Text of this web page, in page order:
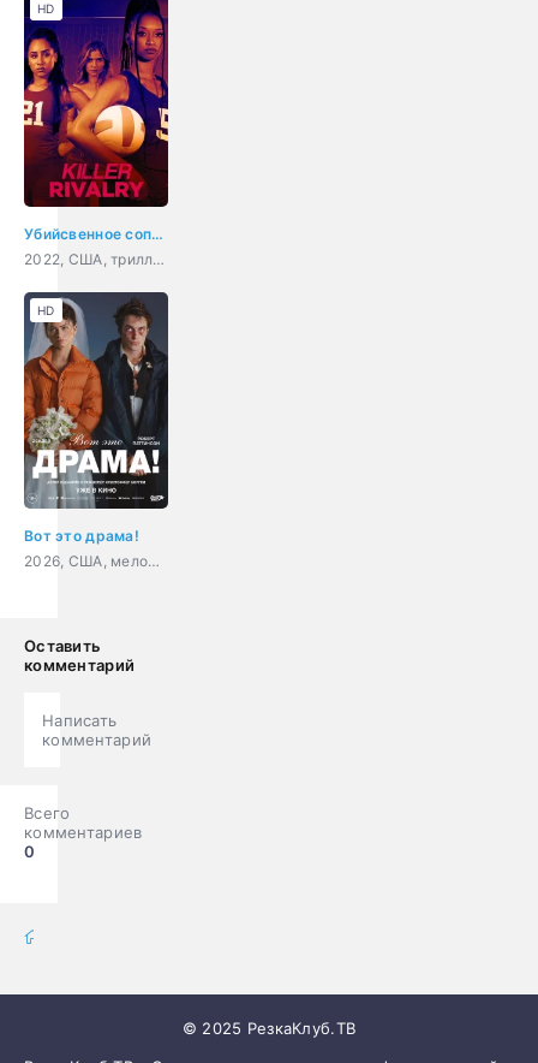
Убийсвенное соперничество
2022, США, триллер, детектив
HD
Вот это драма!
2026, США, мелодрама, комедия, драма
HD
Оставить
комментарий
Написать
комментарий
Всего
комментариев
0
© 2025 РезкаКлуб.ТВ